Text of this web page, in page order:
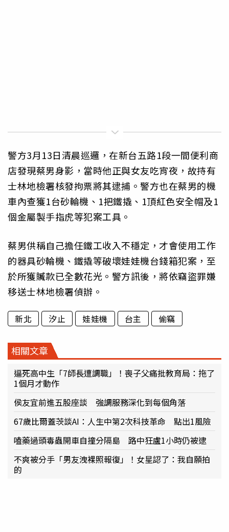
警方3月13日清晨巡邏，在新台五路1段一間便利商
店發現蔡男身影，當時他正與女友吃宵夜，故持有
士林地檢署核發拘票將其逮捕。警方也在蔡男的機
車內查獲1台砂輪機、1把鐵撬、1頂紅色安全帽及1
個金屬製手指虎等犯案工具。
蔡男供稱自己擔任鐵工收入不穩定，才會使用工作
的器具砂輪機、鐵撬等破壞娃娃機台錢箱犯案，至
於所獲贓款已全數花光。警方訊後，將依竊盜罪嫌
移送士林地檢署偵辦。
新北 汐止 娃娃機 台主 偷竊
相關文章
逼死高中生「7師長遭調職」！喪子父痛批教育局：拖了
1個月才動作
侯友宜前進五股座談 強調服務深化到每個角落
67歲比爾蓋茨談AI：人生中第2次科技革命 點出1風險
嗑藥過頭毒蟲開車自撞分隔島 路中狂盧1小時仍被逮
不爽被分手「男友洩裸照報復」！女星認了：我自願拍
的